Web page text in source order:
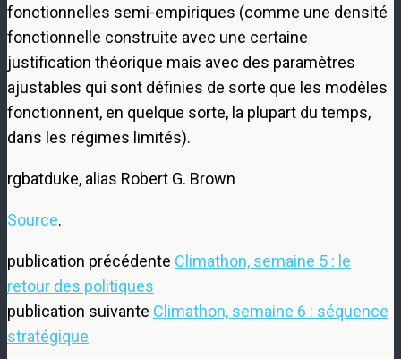
fonctionnelles semi-empiriques (comme une densité
fonctionnelle construite avec une certaine
justification théorique mais avec des paramètres
ajustables qui sont définies de sorte que les modèles
fonctionnent, en quelque sorte, la plupart du temps,
dans les régimes limités).
rgbatduke, alias Robert G. Brown
Source.
publication précédente Climathon, semaine 5 : le
retour des politiques
publication suivante Climathon, semaine 6 : séquence
stratégique